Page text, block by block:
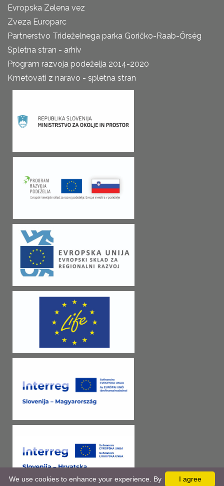
Evropska Zelena vez
Zveza Europarc
Partnerstvo Trideželnega parka Goričko-Raab-Őrség
Spletna stran - arhiv
Program razvoja podeželja 2014-2020
Kmetovati z naravo - spletna stran
I agree
We use cookies to enhance your experience. By